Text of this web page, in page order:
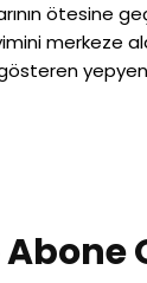
ötesine
merkeze